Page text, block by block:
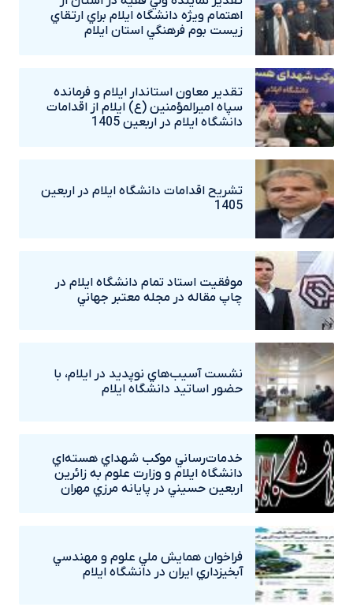
اهتمام ويژه دانشگاه‌ ايلام براي ارتقاي
زيست بوم فرهنگي استان ايلام
تقدير معاون استاندار ايلام و فرمانده
سپاه اميرالمؤمنين (ع) ايلام از اقدامات
دانشگاه ايلام در اربعين 1405
تشريح اقدامات دانشگاه ايلام در اربعين
1405
موفقيت استاد تمام دانشگاه ايلام در
چاپ مقاله در مجله معتبر جهاني
نشست آسيب‌هاي نوپديد در ايلام، با
حضور اساتيد دانشگاه ايلام
خدمات‌رساني موکب شهداي هسته‌اي
دانشگاه ايلام و وزارت علوم به زائرين
اربعين حسيني در پايانه مرزي مهران
فراخوان همايش ملي علوم و مهندسي
آبخيزداري ايران در دانشگاه ايلام